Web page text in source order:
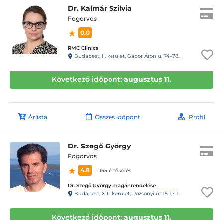
Dr. Kalmár Szilvia
Fogorvos
0.0
RMC Clinics
Budapest, II. kerület, Gábor Áron u. 74–78. III. emelet
Következő időpont: augusztus 11.
Árlista Összes időpont Profil
Dr. Szegő György
Fogorvos
4.8
155 értékelés
Dr. Szegő György magánrendelése
Budapest, XIII. kerület, Pozsonyi út 15-17. 1.em.4.
Következő időpont: augusztus 11.